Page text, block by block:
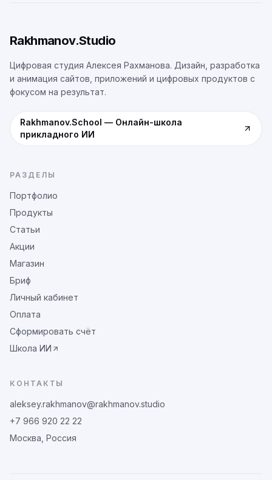
Rakhmanov.Studio
Цифровая студия Алексея Рахманова. Дизайн, разработка
и анимация сайтов, приложений и цифровых продуктов с
фокусом на результат.
Rakhmanov.School — Онлайн-школа
прикладного ИИ
РАЗДЕЛЫ
Портфолио
Продукты
Статьи
Акции
Магазин
Бриф
Личный кабинет
Оплата
Сформировать счёт
Школа ИИ
КОНТАКТЫ
aleksey.rakhmanov@rakhmanov.studio
+7 966 920 22 22
Москва, Россия